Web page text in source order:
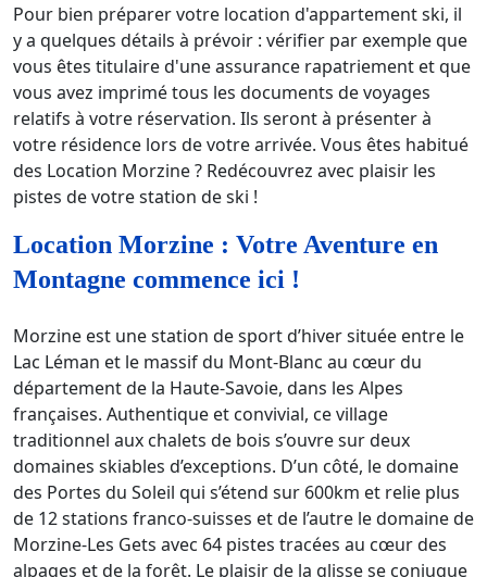
Pour bien préparer votre location d'appartement ski, il
y a quelques détails à prévoir : vérifier par exemple que
vous êtes titulaire d'une assurance rapatriement et que
vous avez imprimé tous les documents de voyages
relatifs à votre réservation. Ils seront à présenter à
votre résidence lors de votre arrivée. Vous êtes habitué
des Location Morzine ? Redécouvrez avec plaisir les
pistes de votre station de ski !
Location Morzine : Votre Aventure en
Montagne commence ici !
Morzine est une station de sport d’hiver située entre le
Lac Léman et le massif du Mont-Blanc au cœur du
département de la Haute-Savoie, dans les Alpes
françaises. Authentique et convivial, ce village
traditionnel aux chalets de bois s’ouvre sur deux
domaines skiables d’exceptions. D’un côté, le domaine
des Portes du Soleil qui s’étend sur 600km et relie plus
de 12 stations franco-suisses et de l’autre le domaine de
Morzine-Les Gets avec 64 pistes tracées au cœur des
alpages et de la forêt. Le plaisir de la glisse se conjugue